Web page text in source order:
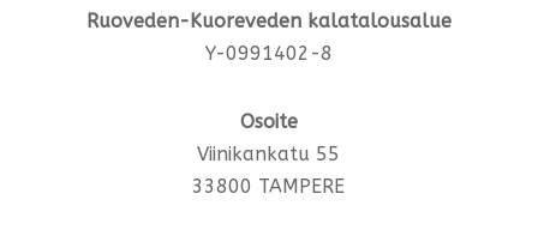
Ruoveden-Kuoreveden kalatalousalue
Y-0991402-8
Osoite
Viinikankatu 55
33800 TAMPERE